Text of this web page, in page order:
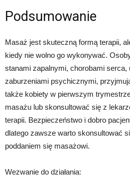
Podsumowanie
Masaż jest skuteczną formą terapii,
kiedy nie wolno go wykonywać.
stanami zapalnymi, chorobami serca,
zaburzeniami psychicznymi,
także kobiety w pierwszym
masażu lub skonsultować się z
terapii. Bezpieczeństwo i dobro
dlatego zawsze warto skonsultować
poddaniem się masażowi.
Wezwanie do działania: